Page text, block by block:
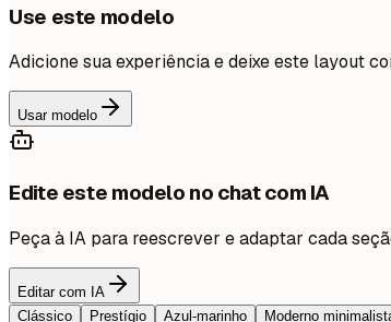
Use este modelo
Adicione sua experiência e deixe este layout
Usar modelo
Edite este modelo no chat com IA
Peça à IA para reescrever e adaptar cada
Editar com IA
Clássico
Prestígio Azul-marinho Moderno